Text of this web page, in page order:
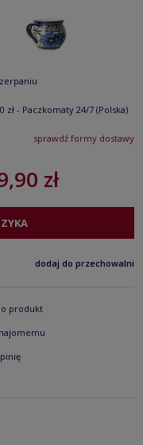
zł - Paczkomaty 24/7 (Polska)
płatnościsprawdź formy dostawy
zł
dodaj do przechowalni
o produkt